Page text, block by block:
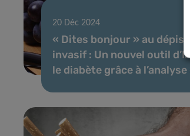
20 Déc 2024
« Dites bonjour » au
invasif : Un nouvel outil
le diabète grâce à